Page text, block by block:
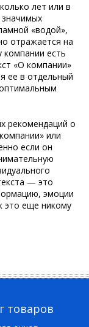
лет или в
«водой»,
отражается на
есть
«О компании»
ее в отдельный
рекомендаций о
или
если он
— это
эмоции
это еще никому
товаров